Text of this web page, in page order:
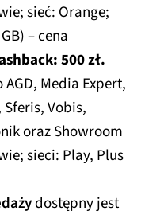
sieć: Orange;
– cena
500 zł.
Media Expert,
Vobis,
oraz Showroom
sieci: Play, Plus
dostępny jest